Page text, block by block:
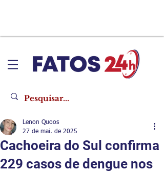
Cachoeira do Sul confirma
229 casos de dengue nos
Lenon Quoos
27 de mai. de 2025